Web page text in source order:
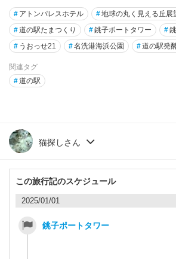
# アトンパレスホテル #地球の丸く見える丘展
#道の駅たまつくり #銚子ポートタワー #
# うおっせ21 #名洗港海浜公園 #道の駅発
関連タグ
#道の駅
猫探しさん
この旅行記のスケジュール
2025/01/01
銚子ポートタワー